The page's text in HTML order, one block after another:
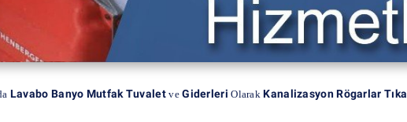
Lavabo Banyo Mutfak Tuvalet veGiderleri OlarakKanalizasyon Rögarlar